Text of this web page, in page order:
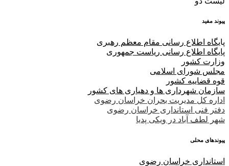
پیوند مفید
پایگاه اطلاع رسانی مقام معظم رهبری
پایگاه اطلاع رسانی ریاست جمهوری
وزارت کشور
مجلس شورای اسلامی
قوه قضاییه کشور
سازمان شهرداری ها و دهیاری های کشور
اداره کل مدیریت بحران خراسان رضوی
دفتر فنی استانداری خراسان رضوی
شهر لطف آباد در ویکی پدیا
پیوندهای محلی
استانداری خراسان رضوی